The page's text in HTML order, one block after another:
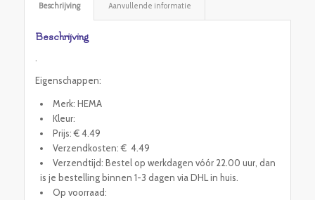
Beschrijving Aanvullende informatie
Beschrijving
.
Eigenschappen:
Merk: HEMA
Kleur:
Prijs: € 4.49
Verzendkosten: € 4.49
Verzendtijd: Bestel op werkdagen vóór 22.00 uur, dan
is je bestelling binnen 1-3 dagen via DHL in huis.
Op voorraad: